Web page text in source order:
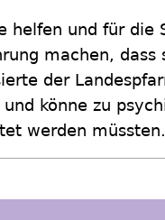
helfen und für die
machen, dass
der
könne zu
werden müssten.